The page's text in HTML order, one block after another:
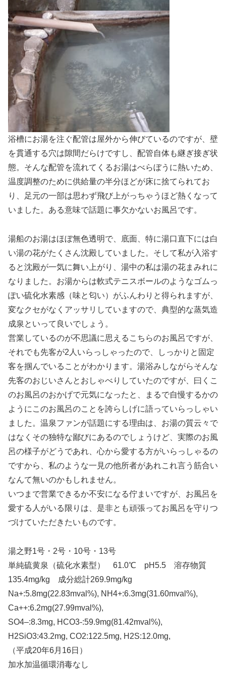
浴槽にお湯を注ぐ配管は屋外から伸びているのですが、壁
を貫通する穴は隙間だらけですし、配管自体も継ぎ接ぎ状
態。そんな配管を流れてくるお湯はべらぼうに熱いため、
温度調整のために供給量の半分ほどが床に捨てられてお
り、足元の一部は思わず飛び上がっちゃうほど熱くなって
いました。ある意味で話題に事欠かないお風呂です。
湯船のお湯はほぼ無色透明で、底面、特に湯口直下には白
い湯の花がたくさん沈殿していました。そして私が入浴す
ると沈殿が一気に舞い上がり、湯中の私は湯の花まみれに
なりました。お湯からは軟式テニスボールのようなゴムっ
ぽい硫化水素感（味と匂い）がふんわりと得られますが、
変なクセがなくアッサリしていますので、典型的な蒸気造
成泉といって良いでしょう。
営業しているのが不思議に思えるこちらのお風呂ですが、
それでも先客が2人いらっしゃったので、しっかりと固定
客を掴んでいることがわかります。湯浴みしながらそんな
先客のおじいさんとおしゃべりしていたのですが、曰くこ
のお風呂のおかげで元気になったと、まるで自慢するかの
ようにこのお風呂のことを誇らしげに語っていらっしゃい
ました。温泉ファンが話題にする理由は、お湯の質云々で
はなくその独特な鄙びにあるのでしょうけど、実際のお風
呂の様子がどうであれ、心から愛する方がいらっしゃるの
ですから、私のような一見の他所者があれこれ言う筋合い
なんて無いのかもしれません。
いつまで営業できるか不安になる佇まいですが、お風呂を
愛する人がいる限りは、是非とも頑張ってお風呂を守りつ
づけていただきたいものです。
湯之野1号・2号・10号・13号
単純硫黄泉（硫化水素型） 61.0℃ pH5.5 溶存物質
135.4mg/kg 成分総計269.9mg/kg
Na+:5.8mg(22.83mval%), NH4+:6.3mg(31.60mval%),
Ca++:6.2mg(27.99mval%),
SO4–:8.3mg, HCO3-:59.9mg(81.42mval%),
H2SiO3:43.2mg, CO2:122.5mg, H2S:12.0mg,
（平成20年6月16日）
加水加温循環消毒なし